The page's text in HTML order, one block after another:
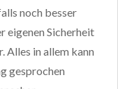
noch besser
eigenen Sicherheit
Alles in allem kann
gesprochen